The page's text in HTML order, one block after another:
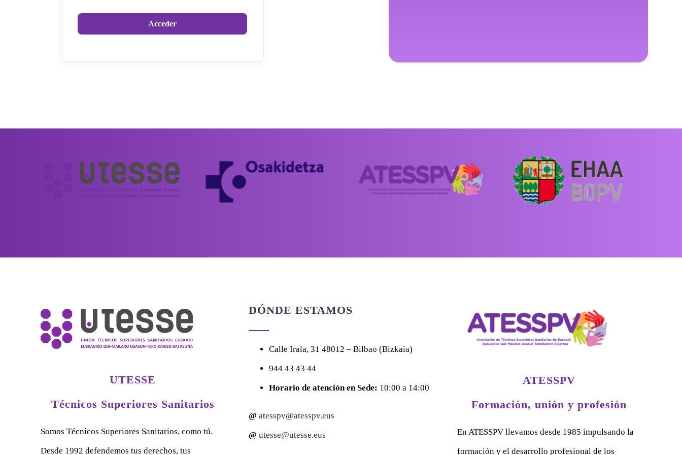
UTESSE
Técnicos Superiores Sanitarios
Somos Técnicos Superiores Sanitarios, como tú.
Desde 1992 defendemos tus derechos, tus
DÓNDE ESTAMOS
CalleIrala, 3148012 – Bilbao (Bizkaia)
944 43 43 44
Horario de atención en Sede: 10:00 a 14:00
@ atesspv@atesspv.eus
@ utesse@utesse.eus
ATESSPV
Formación, unión y profesión
En ATESSPV llevamos desde 1985 impulsando la
formación y el desarrollo profesional de los